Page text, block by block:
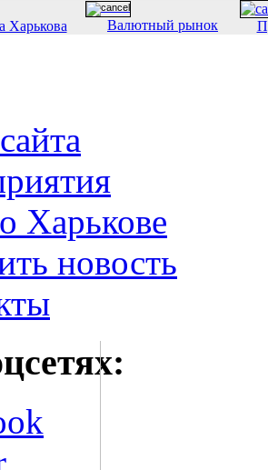
Харькова Валютный рынок
Харькове
новость